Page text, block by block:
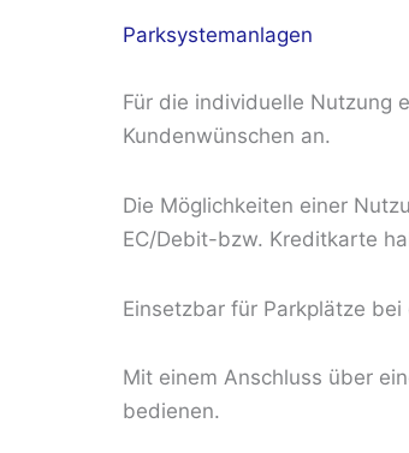
Parksystemanlagen
Für die individuelle Nutzung
Kundenwünschen an.
Die Möglichkeiten einer
EC/Debit-bzw. Kreditkarte
Einsetzbar für Parkplätze
Mit einem Anschluss über
bedienen.